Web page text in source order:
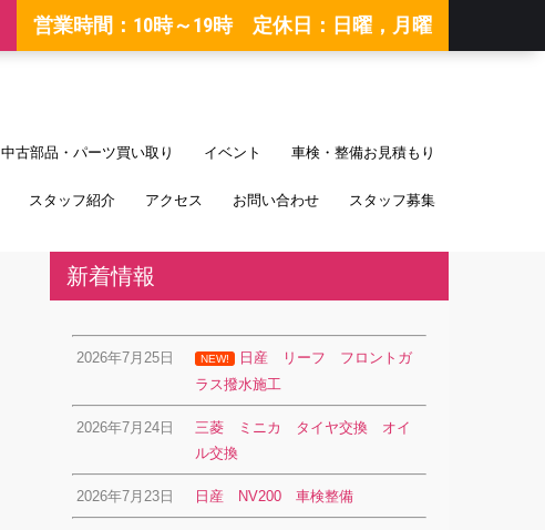
営業時間：10時～19時 定休日：日曜，月曜
中古部品・パーツ買い取り イベント 車検・整備お見積もり
スタッフ紹介 アクセス お問い合わせ スタッフ募集
新着情報
2026年7月25日 NEW!
日産 リーフ フロントガ
ラス撥水施工
2026年7月24日
三菱 ミニカ タイヤ交換 オイ
ル交換
2026年7月23日 日産 NV200 車検整備